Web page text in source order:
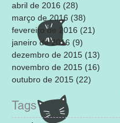
abril de 2016 (28)
março de 2016 (38)
fevereiro de 2016 (21)
janeiro de 2016 (9)
dezembro de 2015 (13)
novembro de 2015 (16)
outubro de 2015 (22)
Tags